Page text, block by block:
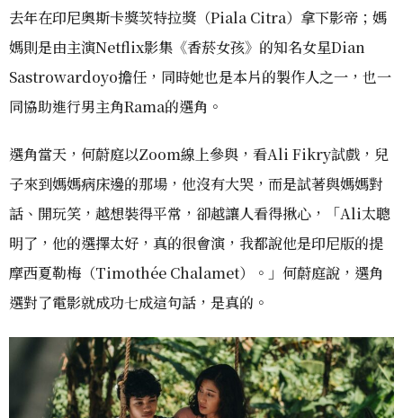
去年在印尼奧斯卡獎茨特拉獎（Piala Citra）拿下影帝；媽
媽則是由主演Netflix影集《香菸女孩》的知名女星Dian
Sastrowardoyo擔任，同時她也是本片的製作人之一，也一
同協助進行男主角Rama的選角。
選角當天，何蔚庭以Zoom線上參與，看Ali Fikry試戲，兒
子來到媽媽病床邊的那場，他沒有大哭，而是試著與媽媽對
話、開玩笑，越想裝得平常，卻越讓人看得揪心，「Ali太聰
明了，他的選擇太好，真的很會演，我都說他是印尼版的提
摩西夏勒梅（Timothée Chalamet）。」何蔚庭說，選角
選對了電影就成功七成這句話，是真的。